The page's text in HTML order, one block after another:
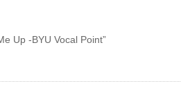
Up -BYU Vocal Point”